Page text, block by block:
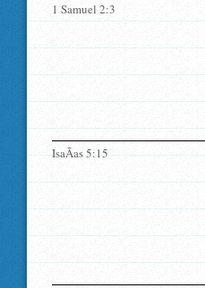
1 Samuel 2:3
IsaÃ­as 5:15